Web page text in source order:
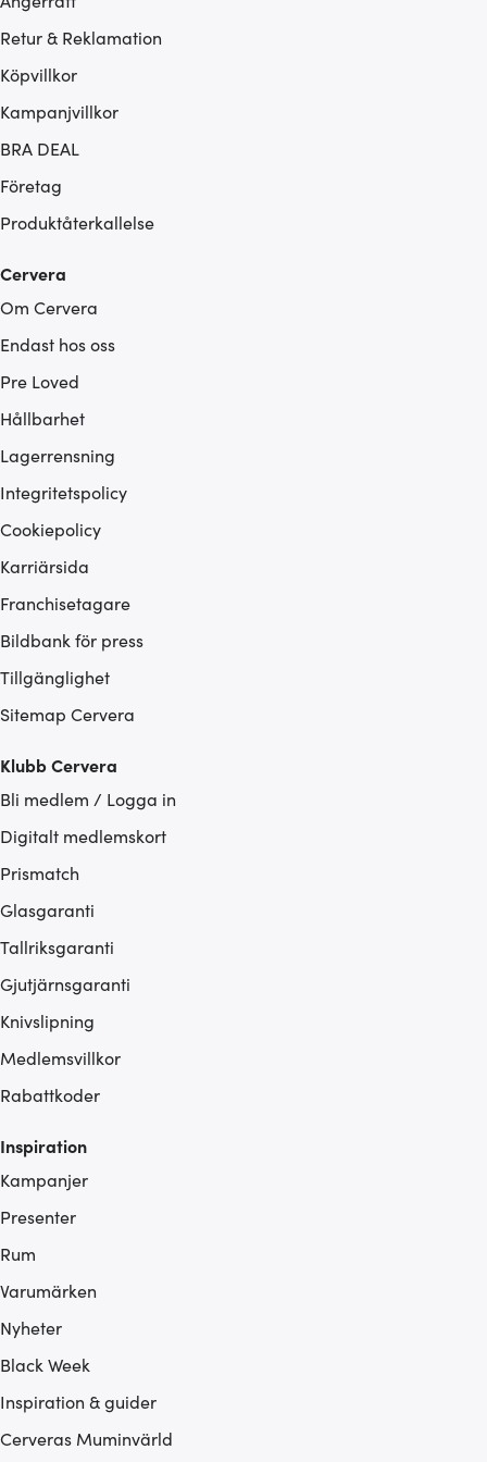
Retur & Reklamation
Köpvillkor
Kampanjvillkor
BRA DEAL
Företag
Produktåterkallelse
Cervera
Om Cervera
Endast hos oss
Pre Loved
Hållbarhet
Lagerrensning
Integritetspolicy
Cookiepolicy
Karriärsida
Franchisetagare
Bildbank för press
Tillgänglighet
Sitemap Cervera
Klubb Cervera
Bli medlem / Logga in
Digitalt medlemskort
Prismatch
Glasgaranti
Tallriksgaranti
Gjutjärnsgaranti
Knivslipning
Medlemsvillkor
Rabattkoder
Inspiration
Kampanjer
Presenter
Rum
Varumärken
Nyheter
Black Week
Inspiration & guider
Cerveras Muminvärld